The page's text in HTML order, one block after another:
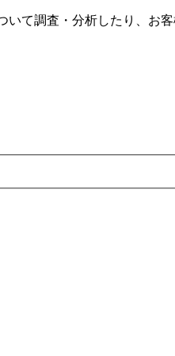
て調査・分析したり、お